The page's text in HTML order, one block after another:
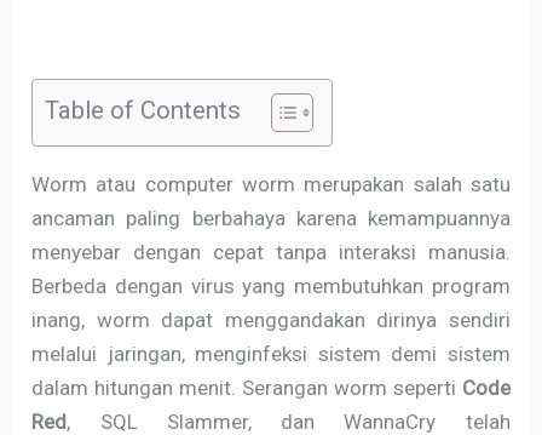
Table of Contents
Worm atau computer worm merupakan salah satu
ancaman paling berbahaya karena kemampuannya
menyebar dengan cepat tanpa interaksi manusia.
Berbeda dengan virus yang membutuhkan program
inang, worm dapat menggandakan dirinya sendiri
melalui jaringan, menginfeksi sistem demi sistem
dalam hitungan menit. Serangan worm seperti Code
Red, SQL Slammer, dan WannaCry telah